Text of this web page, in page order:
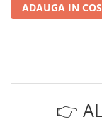
ADAUGA IN COS
👉